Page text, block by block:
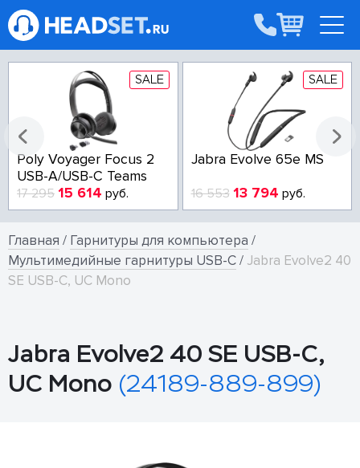
SALE
Poly Voyager Focus 2
USB-A/USB-C Teams
17 295 15 614 руб.
SALE
Jabra Evolve 65e MS
16 553 13 794 руб.
Главная / Гарнитуры для компьютера /
Мультимедийные гарнитуры USB-C/ Jabra Evolve2 40
SE USB-C, UC Mono
Jabra Evolve2 40 SE USB-C,
UC Mono (24189-889-899)